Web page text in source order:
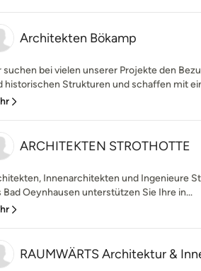
Architekten Bökamp
suchen bei vielen unserer Projekte den
historischen Strukturen und schaffen mit
ARCHITEKTEN STROTHOTTE
Innenarchitekten und Ingenieure
Bad Oeynhausen unterstützen Sie Ihre in...
RAUMWÄRTS Architektur &